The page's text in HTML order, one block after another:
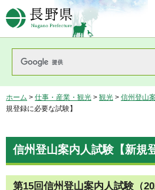
長野県Nagano
ホーム > 仕事・産業・観光 > 観光 > 信州登山
規登録に必要な試験】
信州登山案内人試験【新規
第15回信州登山案内人試験（